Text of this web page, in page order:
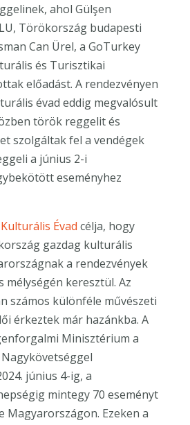
ahol Gülşen
Törökország budapesti
Can Ürel, a GoTurkey
és Turisztikai
előadást. A rendezvényen
évad eddig megvalósult
török reggelit és
szolgáltak fel a vendégek
a június 2-i
eseményhez
Évad célja, hogy
gazdag kulturális
a rendezvények
mélységén keresztül. Az
számos különféle művészeti
érkeztek már hazánkba. A
Minisztérium a
június 4-ig, a
mintegy 70 eseményt
Magyarországon. Ezeken a